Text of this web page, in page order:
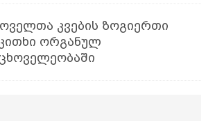
კვების ზოგიერთი
ორგანულ